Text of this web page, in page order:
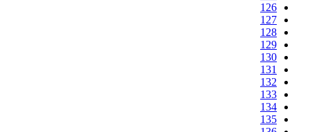
126
127
128
129
130
131
132
133
134
135